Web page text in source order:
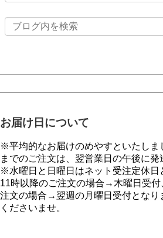
お届け日について
※平均的なお届けのめやすといたしま
までのご注文は、翌営業日の午後に発
※水曜日と日曜日はネット受注定休日
11時以降のご注文の場合→木曜日受
注文の場合→翌週の月曜日受付となり
くださいませ。